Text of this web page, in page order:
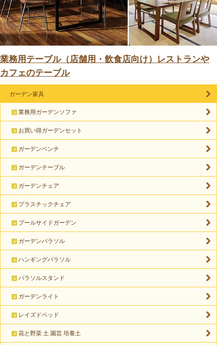
業務用テーブル（店舗用・飲食店向け）レストランや
カフェのテーブル
ガーデン家具
業務用ガーデンソファ
お買い得ガーデンセット
ガーデンベンチ
ガーデンテーブル
ガーデンチェア
プラスチックチェア
プールサイドガーデン
ガーデンパラソル
ハンギングパラソル
パラソルスタンド
ガーデンライト
レイズドベッド
花と野菜 土 園芸 培養土